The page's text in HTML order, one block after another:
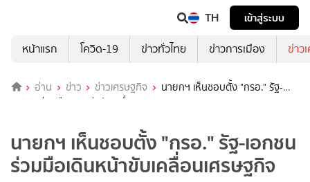
TH
เข้าสู่ระบบ
หน้าแรก
โควิด-19 ข่าวทั่วไทย ข่าวการเมือง ข่าว
อ่าน ข่าว ข่าวเศรษฐกิจ
นายกฯ เห็นชอบตั้ง "กรอ." รัฐ-
เอกชน ร่วมมือเดินหน้าขับเคลื่อนเศรษฐกิจ
นายกฯ เห็นชอบตั้ง "กรอ." รัฐ-เอกชน
ร่วมมือเดินหน้าขับเคลื่อนเศรษฐกิจ